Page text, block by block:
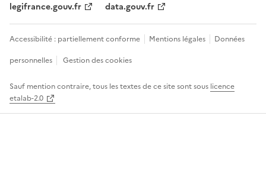
legifrance.gouv.fr
data.gouv.fr
Accessibilité : partiellement conforme Mentions légales
Données
personnelles
Gestion des cookies
Sauf mention contraire, tous les textes de ce site sont sous licence
etalab-2.0